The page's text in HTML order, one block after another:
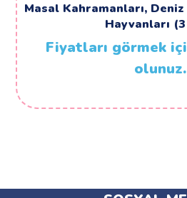
Masal Kahramanları,
Hayvanları
Fiyatları görmek
olunuz.